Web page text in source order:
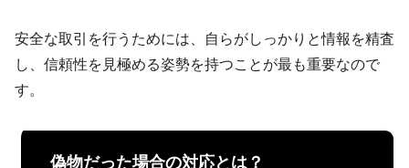
安全な取引を行うためには、自らがしっかりと情報を精査
し、信頼性を見極める姿勢を持つことが最も重要なので
す。
偽物だった場合の対応とは？